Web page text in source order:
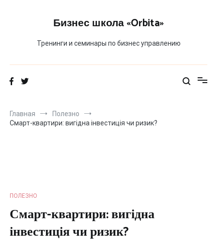
Бизнес школа «Orbita»
Тренинги и семинары по бизнес управлению
Главная
Полезно
Смарт-квартири: вигідна інвестиція чи ризик?
ПОЛЕЗНО
Смарт-квартири: вигідна
інвестиція чи ризик?